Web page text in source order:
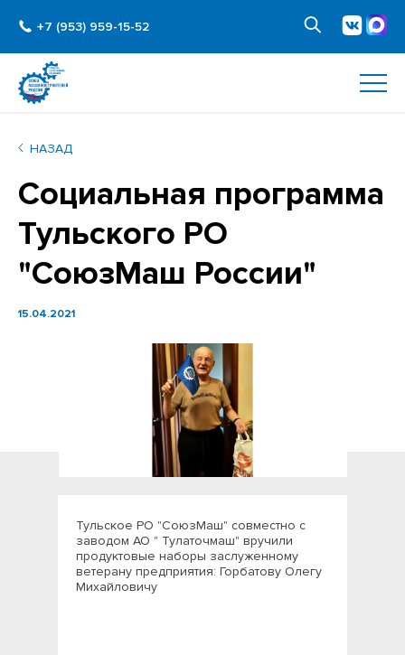
+7 (953) 959-15-52
НАЗАД
Социальная программа
Тульского РО
"СоюзМаш России"
15.04.2021
Тульское РО "СоюзМаш" совместно с
заводом АО " Тулаточмаш" вручили
продуктовые наборы заслуженному
ветерану предприятия: Горбатову Олегу
Михайловичу